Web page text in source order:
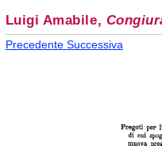
Luigi Amabile,
Precedente Successiva